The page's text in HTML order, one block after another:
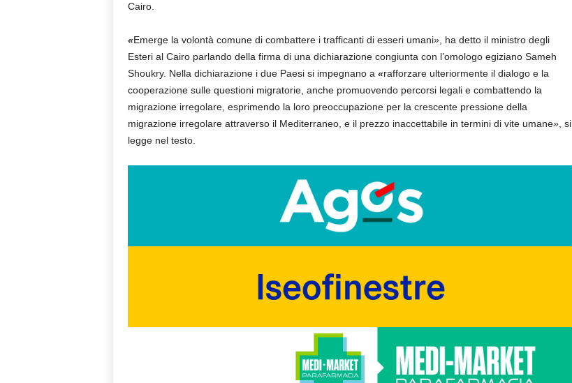
Cairo.
«Emerge la volontà comune di combattere i trafficanti di esseri umani», ha detto il ministro degli
Esteri al Cairo parlando della firma di una dichiarazione congiunta con l’omologo egiziano Sameh
Shoukry. Nella dichiarazione i due Paesi si impegnano a «rafforzare ulteriormente il dialogo e la
cooperazione sulle questioni migratorie, anche promuovendo percorsi legali e combattendo la
migrazione irregolare, esprimendo la loro preoccupazione per la crescente pressione della
migrazione irregolare attraverso il Mediterraneo, e il prezzo inaccettabile in termini di vite umane», si
legge nel testo.